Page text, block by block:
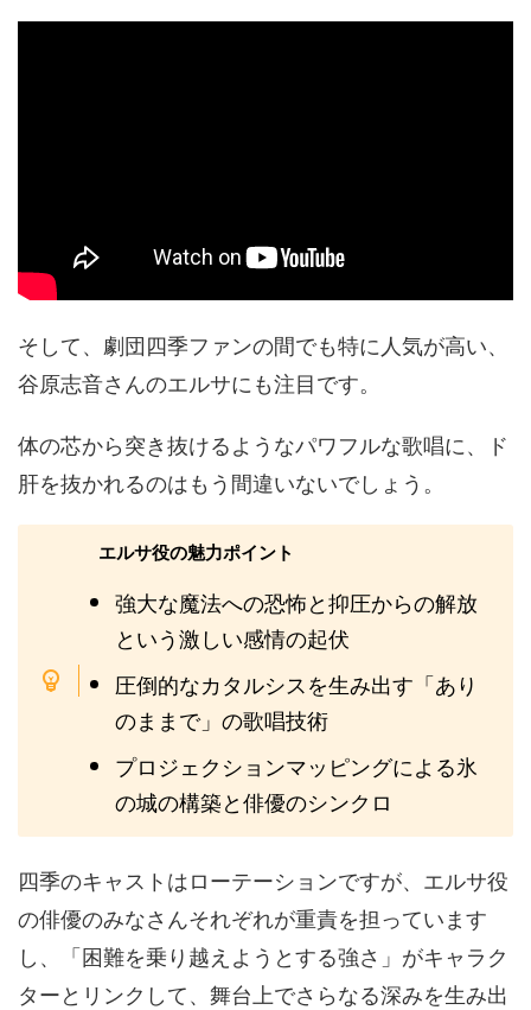
そして、劇団四季ファンの間でも特に人気が高い、
谷原志音さんのエルサにも注目です。
体の芯から突き抜けるようなパワフルな歌唱に、ド
肝を抜かれるのはもう間違いないでしょう。
エルサ役の魅力ポイント
強大な魔法への恐怖と抑圧からの解放
という激しい感情の起伏
圧倒的なカタルシスを生み出す「あり
のままで」の歌唱技術
プロジェクションマッピングによる氷
の城の構築と俳優のシンクロ
四季のキャストはローテーションですが、エルサ役
の俳優のみなさんそれぞれが重責を担っています
し、「困難を乗り越えようとする強さ」がキャラク
ターとリンクして、舞台上でさらなる深みを生み出